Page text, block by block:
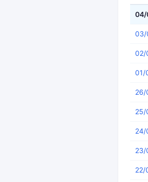
04/
03/
02/
01/
26/
25/
24/
23/
22/